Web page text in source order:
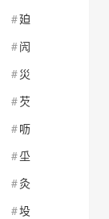
廹
闶
災
芡
呖
坕
灸
坄